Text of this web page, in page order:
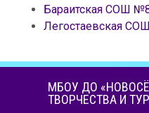
Бараитская СОШ
Легостаевская
МБОУ ДО
ТВОРЧЕСТВА И